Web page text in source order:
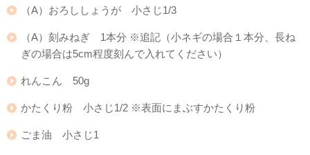
（A）おろししょうが 小さじ1/3
（A）刻みねぎ 1本分 ※追記（小ネギの場合１本分、長ね
ぎの場合は5cm程度刻んで入れてください）
れんこん 50g
かたくり粉 小さじ1/2 ※表面にまぶすかたくり粉
ごま油 小さじ1